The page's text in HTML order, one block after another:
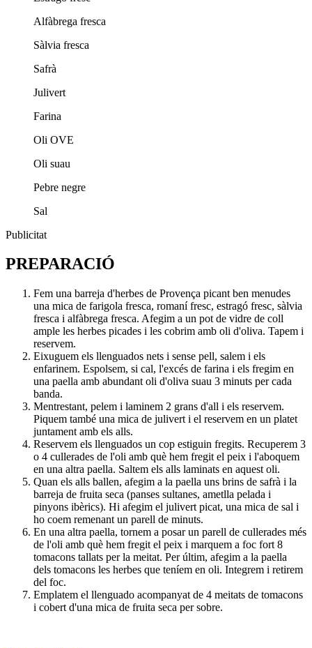
Alfàbrega fresca
Sàlvia fresca
Safrà
Julivert
Farina
Oli OVE
Oli suau
Pebre negre
Sal
Publicitat
PREPARACIÓ
Fem una barreja d'herbes de Provença picant ben menudes
una mica de farigola fresca, romaní fresc, estragó fresc, sàlvia
fresca i alfàbrega fresca. Afegim a un pot de vidre de coll
ample les herbes picades i les cobrim amb oli d'oliva. Tapem i
reservem.
Eixuguem els llenguados nets i sense pell, salem i els
enfarinem. Espolsem, si cal, l'excés de farina i els fregim en
una paella amb abundant oli d'oliva suau 3 minuts per cada
banda.
Mentrestant, pelem i laminem 2 grans d'all i els reservem.
Piquem també una mica de julivert i el reservem en un platet
juntament amb els alls.
Reservem els llenguados un cop estiguin fregits. Recuperem 3
o 4 cullerades de l'oli amb què hem fregit el peix i l'aboquem
en una altra paella. Saltem els alls laminats en aquest oli.
Quan els alls ballen, afegim a la paella uns brins de safrà i la
barreja de fruita seca (panses sultanes, ametlla pelada i
pinyons ibèrics). Hi afegim el julivert picat, una mica de sal i
ho coem remenant un parell de minuts.
En una altra paella, tornem a posar un parell de cullerades més
de l'oli amb què hem fregit el peix i marquem a foc fort 8
tomacons tallats per la meitat. Per últim, afegim a la paella
dels tomacons les herbes que teníem en oli. Integrem i retirem
del foc.
Emplatem el llenguado acompanyat de 4 meitats de tomacons
i cobert d'una mica de fruita seca per sobre.